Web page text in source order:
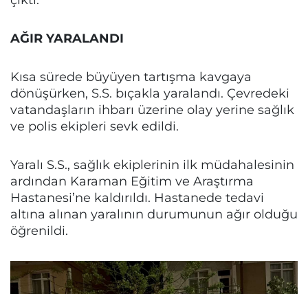
AĞIR YARALANDI
Kısa sürede büyüyen tartışma kavgaya
dönüşürken, S.S. bıçakla yaralandı. Çevredeki
vatandaşların ihbarı üzerine olay yerine sağlık
ve polis ekipleri sevk edildi.
Yaralı S.S., sağlık ekiplerinin ilk müdahalesinin
ardından Karaman Eğitim ve Araştırma
Hastanesi’ne kaldırıldı. Hastanede tedavi
altına alınan yaralının durumunun ağır olduğu
öğrenildi.